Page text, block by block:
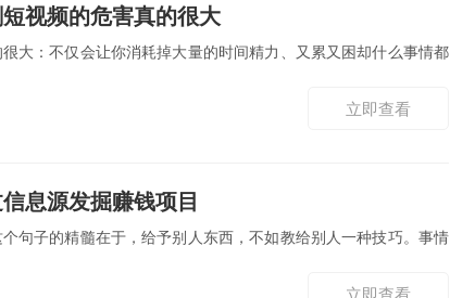
视频的危害真的很大
大：不仅会让你消耗掉大量的时间精力、又累又困却什么事情都
立即查看
息源发掘赚钱项目
句子的精髓在于，给予别人东西，不如教给别人一种技巧。事情
立即查看